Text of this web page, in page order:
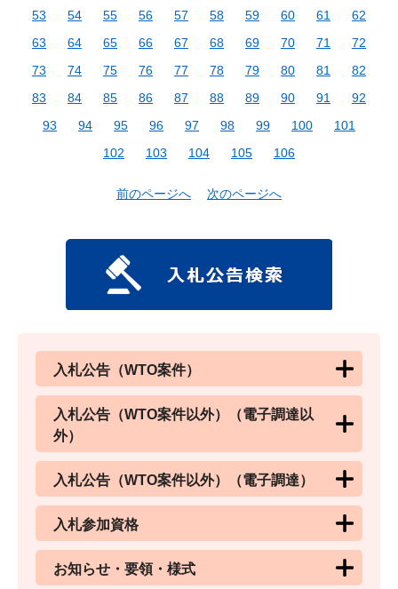
53
54 55 56 57 58 59 60 61
62
63
64 65 66 67 68 69 70 71
72
73
74 75 76 77 78 79 80 81
82
83
84 85 86 87 88 89 90 91
92
93
94 95 96 97 98 99 100
101
102
103 104 105 106
前のページへ 次のページへ
入札公告（WTO案件）
入札公告（WTO案件以外）（電子調達以
外）
入札公告（WTO案件以外）（電子調達）
入札参加資格
お知らせ・要領・様式